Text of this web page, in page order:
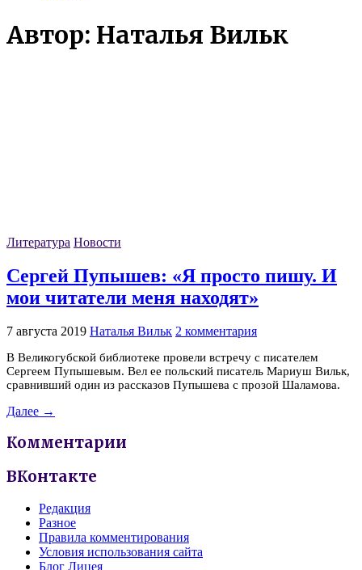
Автор: Наталья Вильк
Литература Новости
Сергей Пупышев: «Я просто пишу. И
мои читатели меня находят»
7 августа 2019 Наталья Вильк 2 комментария
В Великогубской библиотеке провели встречу с писателем
Сергеем Пупышевым. Вел ее польский писатель Мариуш Вильк,
сравнивший один из рассказов Пупышева с прозой Шаламова.
Далее →
Комментарии
ВКонтакте
Редакция
Разное
Правила комментирования
Условия использования сайта
Блог Лицея